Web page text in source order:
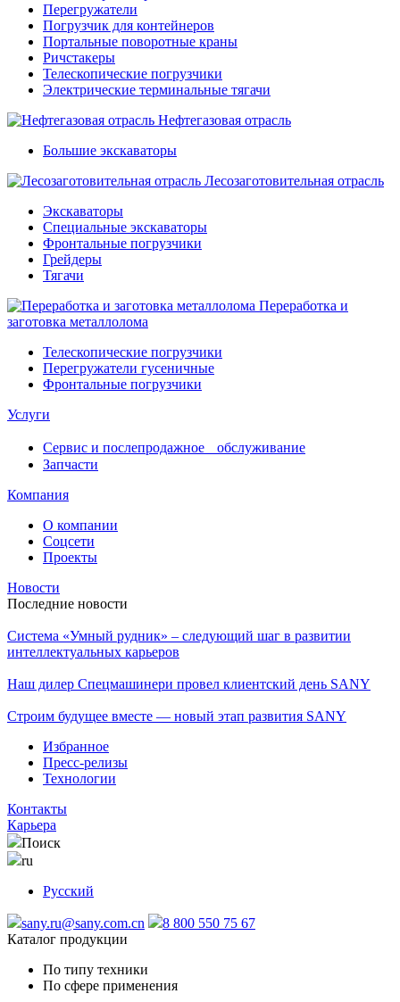
Перегружатели
Погрузчик для контейнеров
Портальные поворотные краны
Ричстакеры
Телескопические погрузчики
Электрические терминальные тягачи
Нефтегазовая отрасль
Большие экскаваторы
Лесозаготовительная отрасль
Экскаваторы
Специальные экскаваторы
Фронтальные погрузчики
Грейдеры
Тягачи
Переработка и
заготовка металлолома
Телескопические погрузчики
Перегружатели гусеничные
Фронтальные погрузчики
Услуги
Сервис и послепродажное обслуживание
Запчасти
Компания
О компании
Соцсети
Проекты
Новости
Последние новости
Система «Умный рудник» – следующий шаг в развитии
интеллектуальных карьеров
Наш дилер Спецмашинери провел клиентский день SANY
Строим будущее вместе — новый этап развития SANY
Избранное
Пресс-релизы
Технологии
Контакты
Карьера
Поиск
ru
Русский
sany.ru@sany.com.cn
8 800 550 75 67
Каталог продукции
По типу техники
По сфере применения